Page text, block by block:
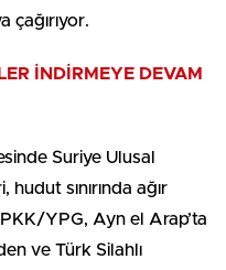
çağırıyor.
İNDİRMEYE DEVAM
Suriye Ulusal
sınırında ağır
YPG, Ayn el Arap’ta
ve Türk Silahlı